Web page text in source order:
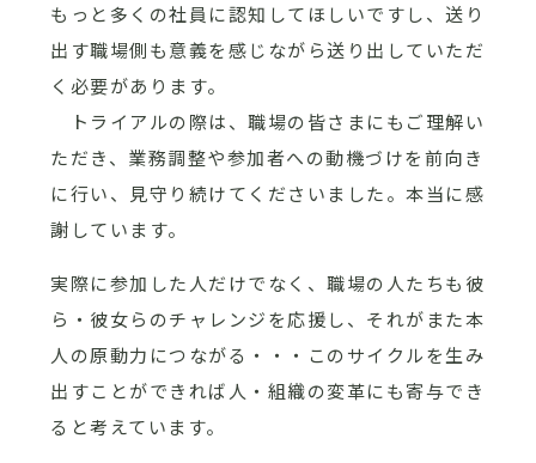
もっと多くの社員に認知してほしいですし、送り
出す職場側も意義を感じながら送り出していただ
く必要があります。
トライアルの際は、職場の皆さまにもご理解い
ただき、業務調整や参加者への動機づけを前向き
に行い、見守り続けてくださいました。本当に感
謝しています。
実際に参加した人だけでなく、職場の人たちも彼
ら・彼女らのチャレンジを応援し、それがまた本
人の原動力につながる・・・このサイクルを生み
出すことができれば人・組織の変革にも寄与でき
ると考えています。